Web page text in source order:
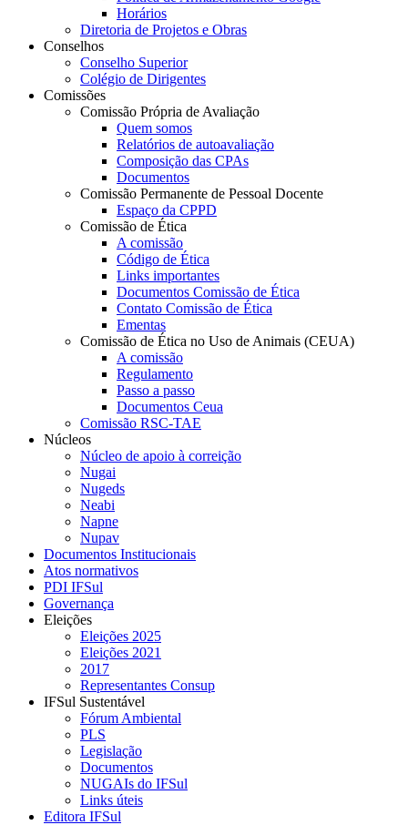
Horários
Diretoria de Projetos e Obras
Conselhos
Conselho Superior
Colégio de Dirigentes
Comissões
Comissão Própria de Avaliação
Quem somos
Relatórios de autoavaliação
Composição das CPAs
Documentos
Comissão Permanente de Pessoal Docente
Espaço da CPPD
Comissão de Ética
A comissão
Código de Ética
Links importantes
Documentos Comissão de Ética
Contato Comissão de Ética
Ementas
Comissão de Ética no Uso de Animais (CEUA)
A comissão
Regulamento
Passo a passo
Documentos Ceua
Comissão RSC-TAE
Núcleos
Núcleo de apoio à correição
Nugai
Nugeds
Neabi
Napne
Nupav
Documentos Institucionais
Atos normativos
PDI IFSul
Governança
Eleições
Eleições 2025
Eleições 2021
2017
Representantes Consup
IFSul Sustentável
Fórum Ambiental
PLS
Legislação
Documentos
NUGAIs do IFSul
Links úteis
Editora IFSul